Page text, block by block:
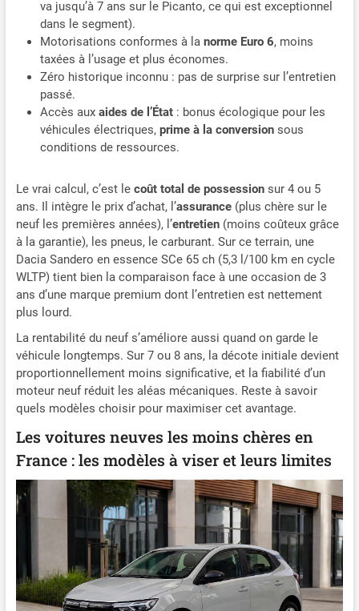
va jusqu’à 7 ans sur le Picanto, ce qui est exceptionnel
dans le segment).
Motorisations conformes à la norme Euro 6, moins
taxées à l’usage et plus économes.
Zéro historique inconnu : pas de surprise sur l’entretien
passé.
Accès aux aides de l’État: bonus écologique pour les
véhicules électriques, prime à la conversionsous
conditions de ressources.
Le vrai calcul, c’est le coût total de possessionsur 4 ou 5
ans. Il intègre le prix d’achat, l’assurance(plus chère sur le
neuf les premières années), l’entretien(moins coûteux grâce
à la garantie), les pneus, le carburant. Sur ce terrain, une
Dacia Sandero en essence SCe 65 ch (5,3 l/100 km en cycle
WLTP) tient bien la comparaison face à une occasion de 3
ans d’une marque premium dont l’entretien est nettement
plus lourd.
La rentabilité du neuf s’améliore aussi quand on garde le
véhicule longtemps. Sur 7 ou 8 ans, la décote initiale devient
proportionnellement moins significative, et la fiabilité d’un
moteur neuf réduit les aléas mécaniques. Reste à savoir
quels modèles choisir pour maximiser cet avantage.
Les voitures neuves les moins chères en
France : les modèles à viser et leurs limites